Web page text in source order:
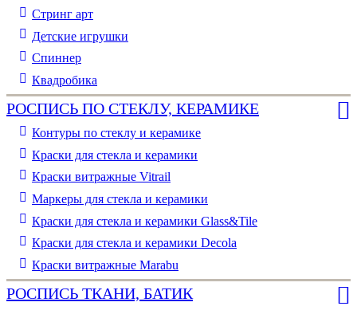
Стринг арт
Детские игрушки
Спиннер
Квадробика
РОСПИСЬ ПО СТЕКЛУ, КЕРАМИКЕ
Контуры по стеклу и керамике
Краски для стекла и керамики
Краски витражные Vitrail
Маркеры для стекла и керамики
Краски для стекла и керамики Glass&Tile
Краски для стекла и керамики Decola
Краски витражные Marabu
РОСПИСЬ ТКАНИ, БАТИК